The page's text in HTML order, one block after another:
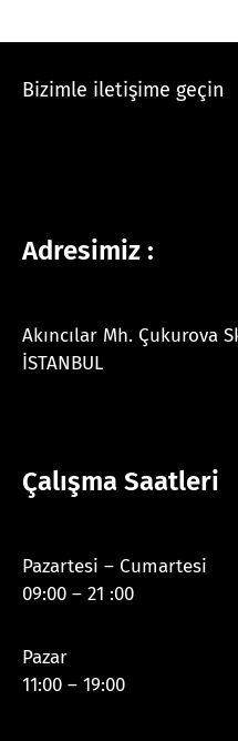
Bizimle iletişime geçin
Adresimiz :
Akıncılar Mh. Çukurova
İSTANBUL
Çalışma Saatleri
Pazartesi – Cumartesi
09:00 – 21 :00
Pazar
11:00 – 19:00